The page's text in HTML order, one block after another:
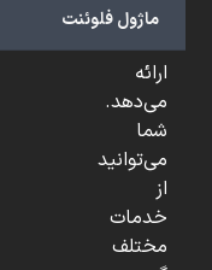
ماژول فلوئنتو
...
ارائه
می‌دهد.
شما
می‌توانید
از
خدمات
مختلف